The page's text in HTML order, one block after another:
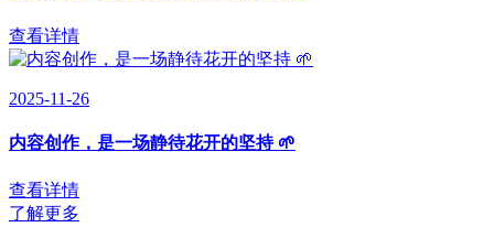
查看详情
2025-11-26
内容创作，是一场静待花开的坚持 🌱
查看详情
了解更多